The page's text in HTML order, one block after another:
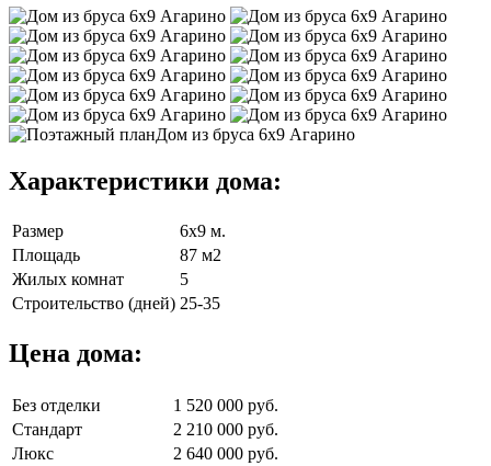
Характеристики дома:
Размер
6х9 м.
Площадь
87 м2
Жилых комнат
5
Строительство (дней) 25-35
Цена дома:
Без отделки
1 520 000 руб.
Стандарт
2 210 000 руб.
Люкс
2 640 000 руб.